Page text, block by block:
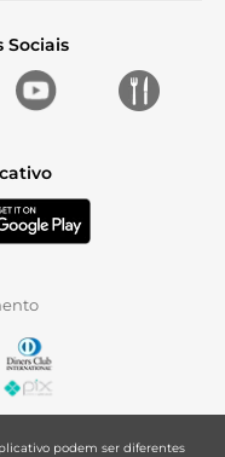
Sociais
podem ser diferentes